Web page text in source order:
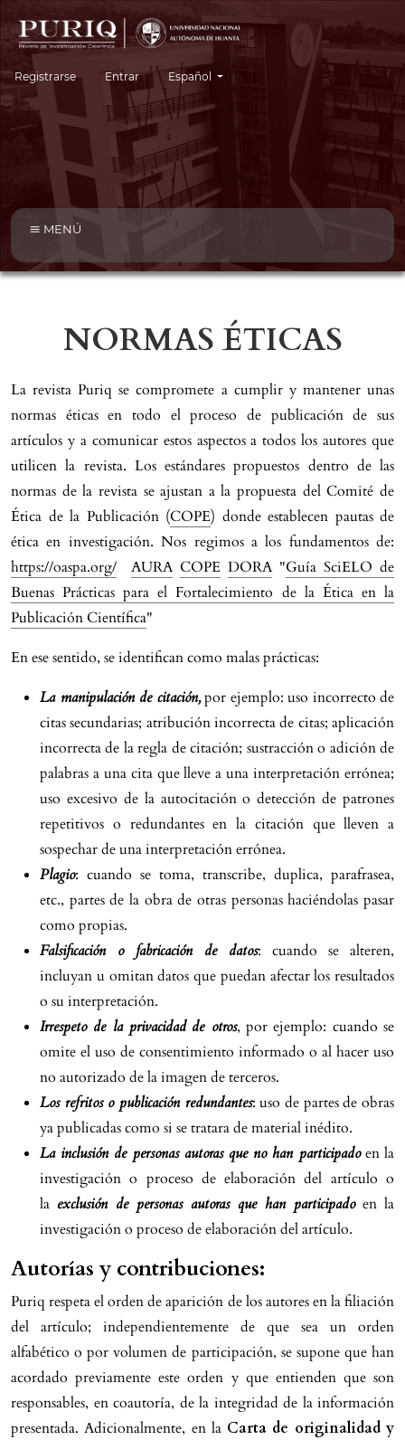
Registrarse Entrar Cambiar el idioma. El idioma actual es:
Español
MENÚ
NORMAS ÉTICAS
La revista Puriq se compromete a cumplir y mantener unas
normas éticas en todo el proceso de publicación de sus
artículos y a comunicar estos aspectos a todos los autores que
utilicen la revista. Los estándares propuestos dentro de las
normas de la revista se ajustan a la propuesta del Comité de
Ética de la Publicación (COPE) donde establecen pautas de
ética en investigación. Nos regimos a los fundamentos de:
https://oaspa.org/
AURA COPE DORA"Guía SciELO de
Buenas Prácticas para el Fortalecimiento de la Ética en la
Publicación Científica"
En ese sentido, se identifican como malas prácticas:
La manipulación de citación,por ejemplo: uso incorrecto de
citas secundarias; atribución incorrecta de citas; aplicación
incorrecta de la regla de citación; sustracción o adición de
palabras a una cita que lleve a una interpretación errónea;
uso excesivo de la autocitación o detección de patrones
repetitivos o redundantes en la citación que lleven a
sospechar de una interpretación errónea.
Plagio: cuando se toma, transcribe, duplica, parafrasea,
etc., partes de la obra de otras personas haciéndolas pasar
como propias.
Falsificación o fabricación de datos: cuando se alteren,
incluyan u omitan datos que puedan afectar los resultados
o su interpretación.
Irrespeto de la privacidad de otros, por ejemplo: cuando se
omite el uso de consentimiento informado o al hacer uso
no autorizado de la imagen de terceros.
Los refritos o publicación redundantes: uso de partes de obras
ya publicadas como si se tratara de material inédito.
La inclusión de personas autoras que no han participadoen la
investigación o proceso de elaboración del artículo o
la exclusión de personas autoras que han participadoen la
investigación o proceso de elaboración del artículo.
Autorías y contribuciones:
Puriq respeta el orden de aparición de los autores en la filiación
del artículo; independientemente de que sea un orden
alfabético o por volumen de participación, se supone que han
acordado previamente este orden y que entienden que son
responsables, en coautoría, de la integridad de la información
presentada. Adicionalmente, en la Carta de originalidad y